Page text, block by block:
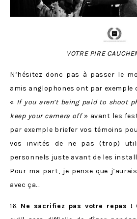
VOTRE PIRE
N’hésitez donc pas à passer le
amis anglophones ont par exemple
« If you aren’t being paid to shoot
keep your camera off» avant les
par exemple briefer vos témoins
vos invités de ne pas (trop)
personnels juste avant de les
Pour ma part, je pense que
avec ça…
16. Ne sacrifiez pas votre repas !